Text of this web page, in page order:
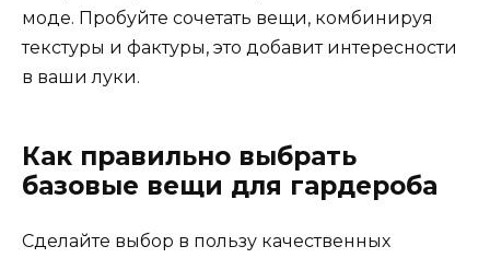
моде. Пробуйте сочетать вещи, комбинируя
текстуры и фактуры, это добавит интересности
в ваши луки.
Как правильно выбрать
базовые вещи для гардероба
Сделайте выбор в пользу качественных